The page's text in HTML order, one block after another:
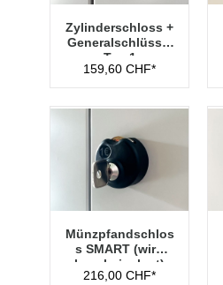
Zylinderschloss +
Generalschlüssel
Typ 1
159,60 CHF*
Münzpfandschlos
s SMART (wird
lose beigelegt)
216,00 CHF*